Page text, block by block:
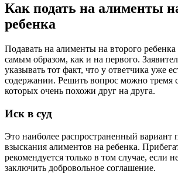
Как подать на алименты
ребенка
Подавать на алименты на второго
самым образом, как и на первого.
указывать тот факт, что у ответчика уже
содержании. Решить вопрос можно тремя
которых очень похожи друг на друга.
Иск в суд
Это наиболее распространенный вариант
взыскания алиментов на ребенка.
рекомендуется только в том случае, если
заключить добровольное соглашение.